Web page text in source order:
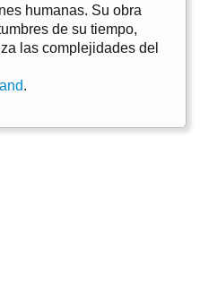
humanas. Su obra
de su tiempo,
las complejidades del
.